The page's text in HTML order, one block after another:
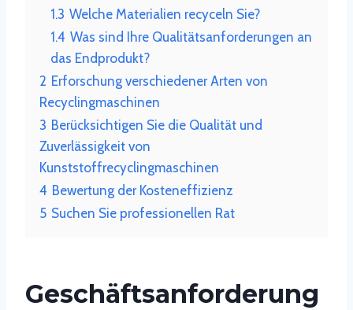
1.3 Welche Materialien recyceln Sie?
1.4 Was sind Ihre Qualitätsanforderungen an
das Endprodukt?
2 Erforschung verschiedener Arten von
Recyclingmaschinen
3 Berücksichtigen Sie die Qualität und
Zuverlässigkeit von
Kunststoffrecyclingmaschinen
4 Bewertung der Kosteneffizienz
5 Suchen Sie professionellen Rat
Geschäftsanforderung